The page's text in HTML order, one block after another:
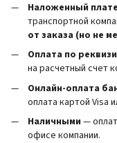
Наложенный
транспортной
от заказа (но не
Оплата по
на расчетный счет
Онлайн-оплата
оплата картой Visa
Наличными —
офисе компании.